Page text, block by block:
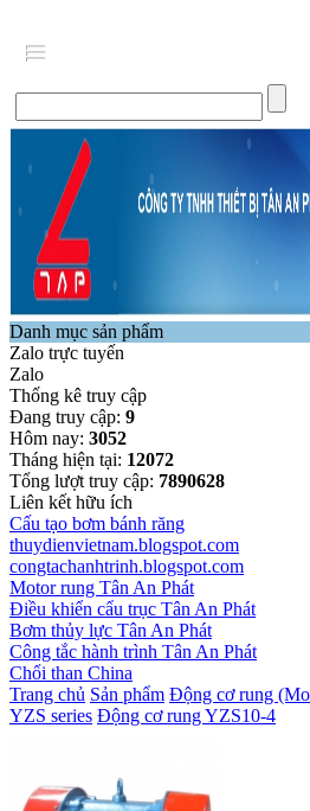
Danh mục sản phẩm
Zalo trực tuyến
Zalo
Thống kê truy cập
Đang truy cập: 9
Hôm nay: 3052
Tháng hiện tại: 12072
Tổng lượt truy cập: 7890628
Liên kết hữu ích
Cấu tạo bơm bánh răng
thuydienvietnam.blogspot.com
congtachanhtrinh.blogspot.com
Motor rung Tân An Phát
Điều khiển cẩu trục Tân An Phát
Bơm thủy lực Tân An Phát
Công tắc hành trình Tân An Phát
Chổi than China
Trang chủ Sản phẩm Động cơ rung
YZS series Động cơ rung YZS10-4